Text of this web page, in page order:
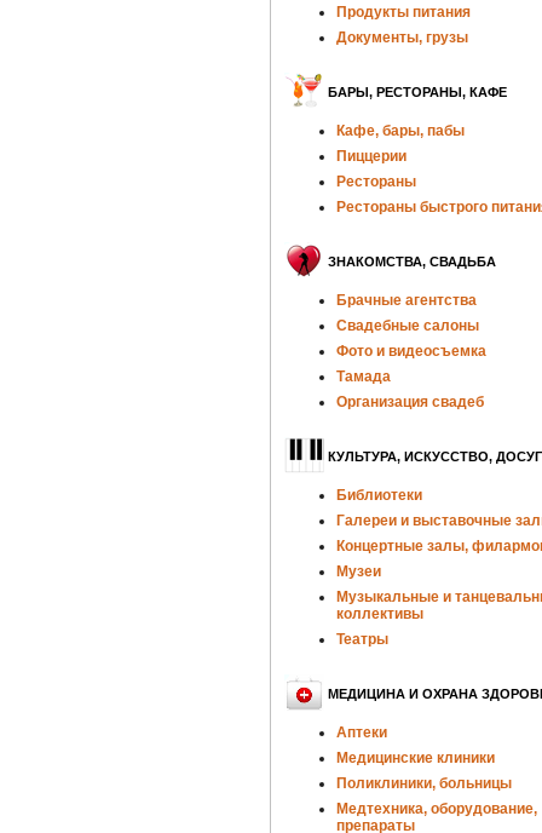
Продукты питания
Документы, грузы
БАРЫ, РЕСТОРАНЫ, КАФЕ
Кафе, бары, пабы
Пиццерии
Рестораны
Рестораны быстрого
ЗНАКОМСТВА, СВАДЬБА
Брачные агентства
Свадебные салоны
Фото и видеосъемка
Тамада
Организация свадеб
КУЛЬТУРА, ИСКУССТВО, ДОСУГ
Библиотеки
Галереи и выставочные
Концертные залы,
Музеи
Музыкальные и
коллективы
Театры
МЕДИЦИНА И ОХРАНА
Аптеки
Медицинские клиники
Поликлиники, больницы
Медтехника, оборудование,
препараты